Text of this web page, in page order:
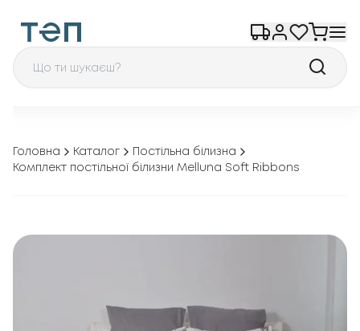
Головна Каталог
Постільна білизна
Комплект постільної білизни Melluna Soft Ribbons